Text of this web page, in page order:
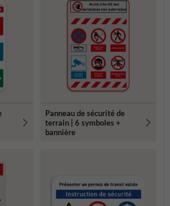
Panneau de sécurité de
terrain | 6 symboles +
bannière